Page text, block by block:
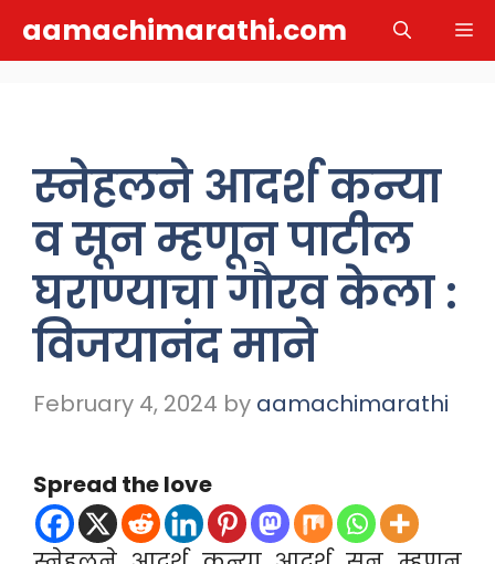
aamachimarathi.com
स्नेहलने आदर्श कन्या
व सून म्हणून पाटील
घराण्याचा गौरव केला :
विजयानंद माने
February 4, 2024 by aamachimarathi
Spread the love